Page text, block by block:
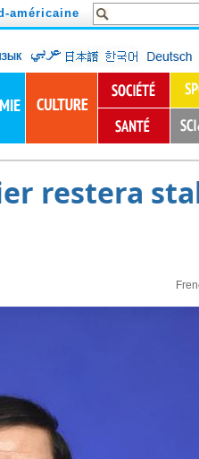
américaine
restera